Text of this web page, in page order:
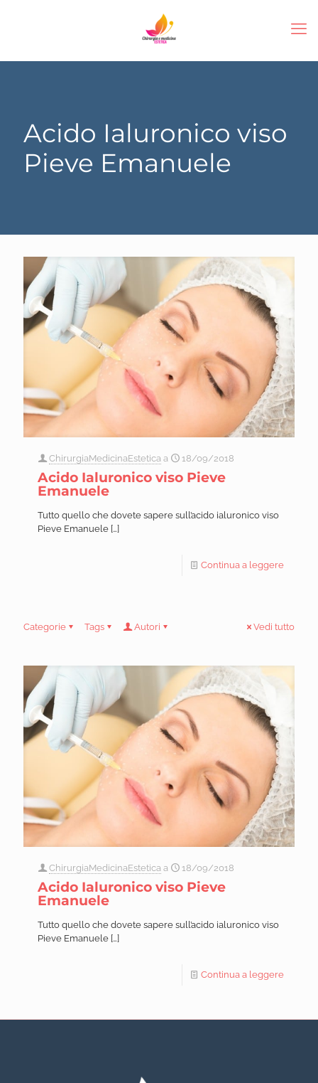
Acido Ialuronico viso
Pieve Emanuele
ChirurgiaMedicinaEstetica a 18/09/2018
Acido Ialuronico viso Pieve
Emanuele
Tutto quello che dovete sapere sull’acido ialuronico viso
Pieve Emanuele […]
Continua a leggere
Categorie Tags Autori Vedi tutto
ChirurgiaMedicinaEstetica a 18/09/2018
Acido Ialuronico viso Pieve
Emanuele
Tutto quello che dovete sapere sull’acido ialuronico viso
Pieve Emanuele […]
Continua a leggere